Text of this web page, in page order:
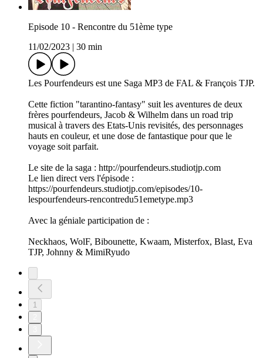
Episode 10 - Rencontre du 51ème type
11/02/2023
30 min
Les Pourfendeurs est une Saga MP3 de FAL & François TJP.
Cette fiction "tarantino-fantasy" suit les aventures de deux
frères pourfendeurs, Jacob & Wilhelm dans un road trip
musical à travers des Etats-Unis revisités, des personnages
hauts en couleur, et une dose de fantastique pour que le
voyage soit parfait.
Le site de la saga : http://pourfendeurs.studiotjp.com
Le lien direct vers l'épisode :
https://pourfendeurs.studiotjp.com/episodes/10-
lespourfendeurs-rencontredu51emetype.mp3
Avec la géniale participation de :
Neckhaos, WolF, Bibounette, Kwaam, Misterfox, Blast, Eva
TJP, Johnny & MimiRyudo
1